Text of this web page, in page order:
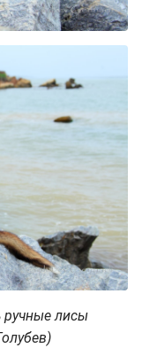
ручные лисы